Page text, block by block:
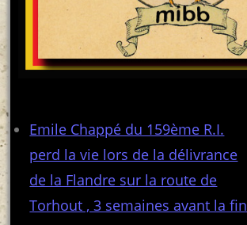
Emile Chappé du 159ème R.I.
perd la vie lors de la délivrance
de la Flandre sur la route de
Torhout , 3 semaines avant la fin